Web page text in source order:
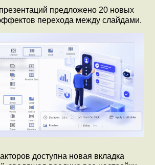
предложено 20 новых
перехода между слайдами.
доступна новая вкладка